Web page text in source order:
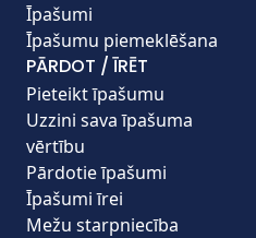
Īpašumi
Īpašumu piemeklēšana
PĀRDOT / ĪRĒT
Pieteikt īpašumu
Uzzini sava īpašuma
vērtību
Pārdotie īpašumi
Īpašumi īrei
Mežu starpniecība